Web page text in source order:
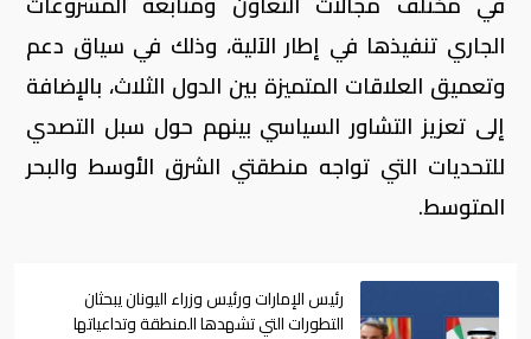
الجاري تنفيذها في إطار الآلية، وذلك في سياق دعم
وتعميق العلاقات المتميزة بين الدول الثلاث، بالإضافة
إلى تعزيز التشاور السياسي بينهم حول سبل التصدي
للتحديات التي تواجه منطقتي الشرق الأوسط والبحر
المتوسط.
رئيس الإمارات ورئيس وزراء اليونان يبحثان
التطورات التي تشهدها المنطقة وتداعياتها